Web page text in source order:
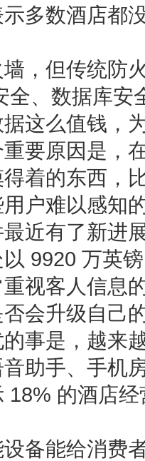
多数酒店都
，但传统防
全、数据库安
这么值钱，
要原因是，
着的东西，
户难以感知
近有了新进
9920 万英
视客人信息
会升级自己
事是，越来
助手、手机
18% 的酒店
备能给消费